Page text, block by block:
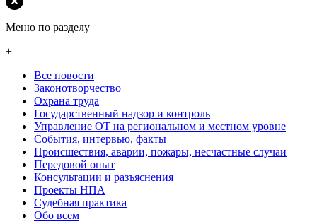
Меню по разделу
+
Все новости
Законотворчество
Охрана труда
Государственный надзор и контроль
Управление ОТ на региональном и местном уровне
События, интервью, факты
Происшествия, аварии, пожары, несчастные случаи
Передовой опыт
Консультации и разъяснения
Проекты НПА
Судебная практика
Обо всем